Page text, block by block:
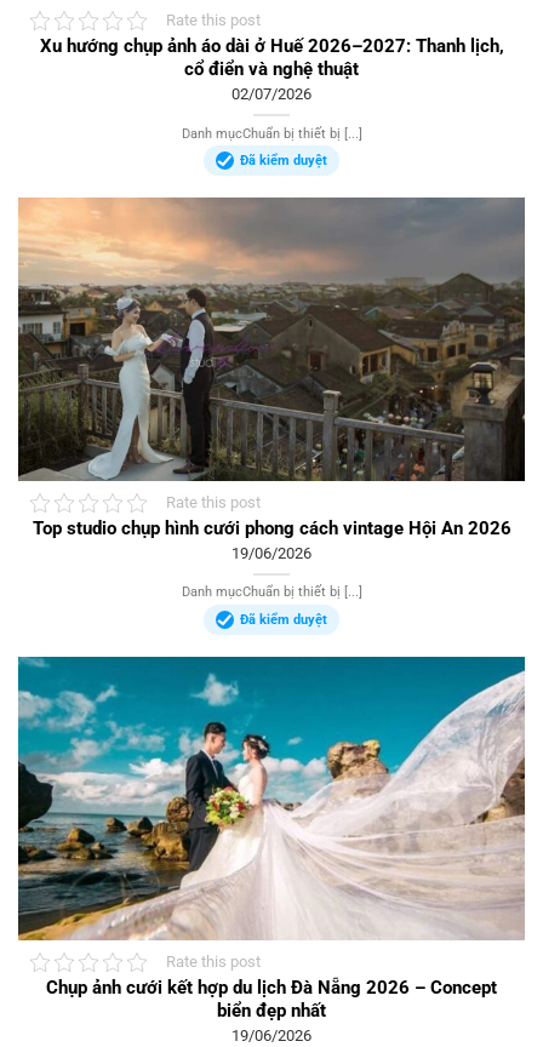
Rate this post
Xu hướng chụp ảnh áo dài ở Huế 2026–2027: Thanh lịch,
cổ điển và nghệ thuật
02/07/2026
Danh mụcChuẩn bị thiết bị [...]
Đã kiểm duyệt
Rate this post
Top studio chụp hình cưới phong cách vintage Hội An 2026
19/06/2026
Danh mụcChuẩn bị thiết bị [...]
Đã kiểm duyệt
Rate this post
Chụp ảnh cưới kết hợp du lịch Đà Nẵng 2026 – Concept
biển đẹp nhất
19/06/2026